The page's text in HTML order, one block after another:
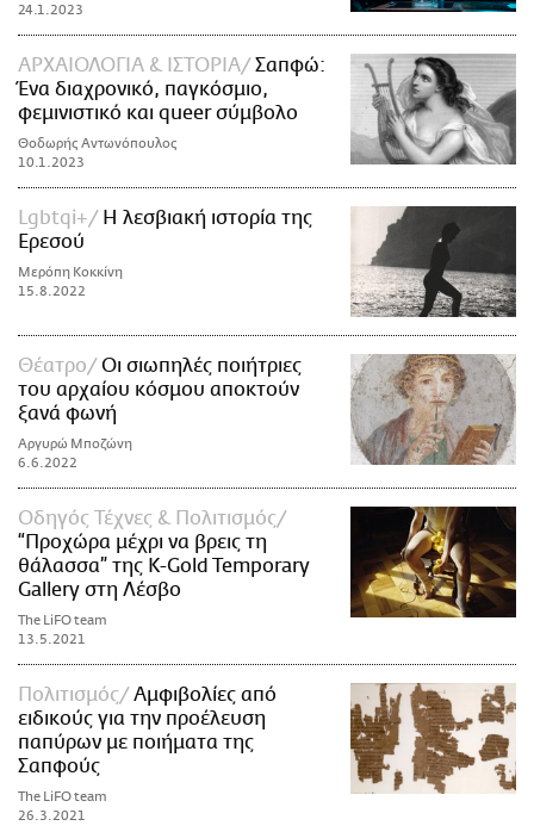
24.1.2023
ΑΡΧΑΙΟΛΟΓΙΑ & ΙΣΤΟΡΙΑ
Σαπφώ:
Ένα διαχρονικό, παγκόσμιο,
φεμινιστικό και queer σύμβολο
Θοδωρής Αντωνόπουλος
10.1.2023
Lgbtqi+
Η λεσβιακή ιστορία της
Ερεσού
Μερόπη Κοκκίνη
15.8.2022
Θέατρο
Οι σιωπηλές ποιήτριες
του αρχαίου κόσμου αποκτούν
ξανά φωνή
Αργυρώ Μποζώνη
6.6.2022
Οδηγός Τέχνες & Πολιτισμός
“Προχώρα μέχρι να βρεις τη
θάλασσα” της K-Gold Temporary
Gallery στη Λέσβο
The LiFO team
13.5.2021
Πολιτισμός
Αμφιβολίες από
ειδικούς για την προέλευση
παπύρων με ποιήματα της
Σαπφούς
The LiFO team
26.3.2021